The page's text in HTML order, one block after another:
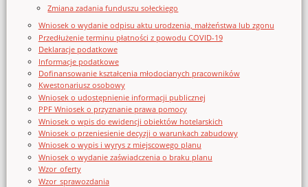
Zmiana zadania funduszu sołeckiego
Wniosek o wydanie odpisu aktu urodzenia, małżeństwa lub zgonu
Przedłużenie terminu płatności z powodu COVID-19
Deklaracje podatkowe
Informacje podatkowe
Dofinansowanie kształcenia młodocianych pracowników
Kwestonariusz osobowy
Wniosek o udostępnienie informacji publicznej
PPF Wniosek o przyznanie prawa pomocy
Wniosek o wpis do ewidencji obiektów hotelarskich
Wniosek o przeniesienie decyzji o warunkach zabudowy
Wniosek o wypis i wyrys z miejscowego planu
Wniosek o wydanie zaświadczenia o braku planu
Wzor_oferty
Wzor_sprawozdania